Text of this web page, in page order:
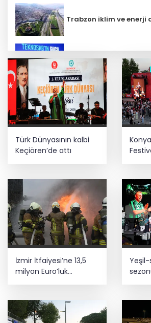
Trabzon iklim ve enerji
önde! Dev lansmanda
Bilim insanlarından
felaket uyarısı
Lukaku Fener’e mi,
kaldı
Türk Dünyasının kalbi
Keçiören’de attı
İzmir İtfaiyesi’ne 13,5
milyon Euro’luk
teknoloji yatırımı
Yeşil-